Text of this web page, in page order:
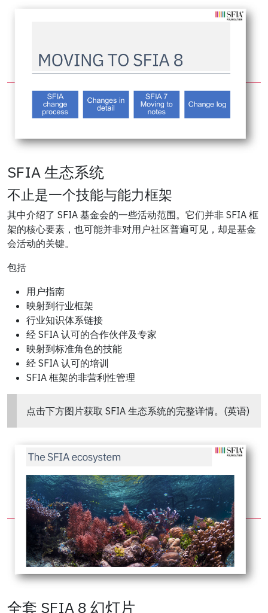
SFIA 生态系统
不止是一个技能与能力框架
其中介绍了 SFIA 基金会的一些活动范围。它们并非 SFIA 框
架的核心要素，也可能并非对用户社区普遍可见，却是基金
会活动的关键。
包括
用户指南
映射到行业框架
行业知识体系链接
经 SFIA 认可的合作伙伴及专家
映射到标准角色的技能
经 SFIA 认可的培训
SFIA 框架的非营利性管理
点击下方图片获取 SFIA 生态系统的完整详情。(英语)
全套 SFIA 8 幻灯片